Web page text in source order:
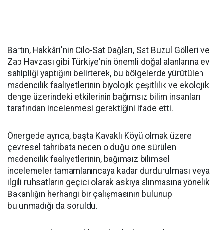
Bartın, Hakkâri'nin Cilo-Sat Dağları, Sat Buzul Gölleri ve
Zap Havzası gibi Türkiye'nin önemli doğal alanlarına ev
sahipliği yaptığını belirterek, bu bölgelerde yürütülen
madencilik faaliyetlerinin biyolojik çeşitlilik ve ekolojik
denge üzerindeki etkilerinin bağımsız bilim insanları
tarafından incelenmesi gerektiğini ifade etti.
Önergede ayrıca, başta Kavaklı Köyü olmak üzere
çevresel tahribata neden olduğu öne sürülen
madencilik faaliyetlerinin, bağımsız bilimsel
incelemeler tamamlanıncaya kadar durdurulması veya
ilgili ruhsatların geçici olarak askıya alınmasına yönelik
Bakanlığın herhangi bir çalışmasının bulunup
bulunmadığı da soruldu.